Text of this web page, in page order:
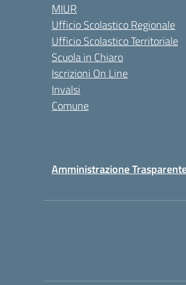
MIUR
Ufficio Scolastico Regionale
Ufficio Scolastico Territoriale
Scuola in Chiaro
Iscrizioni On Line
Invalsi
Comune
Amministrazione